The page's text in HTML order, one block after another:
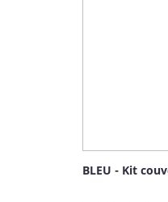
BLEU - Kit